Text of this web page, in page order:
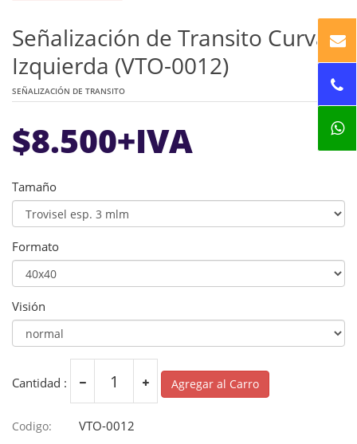
Señalización de Transito Curva
Izquierda (VTO-0012)
SEÑALIZACIÓN DE TRANSITO
$8.500+IVA
Tamaño
Formato
Visión
Cantidad : Agregar al Carro
Codigo: VTO-0012